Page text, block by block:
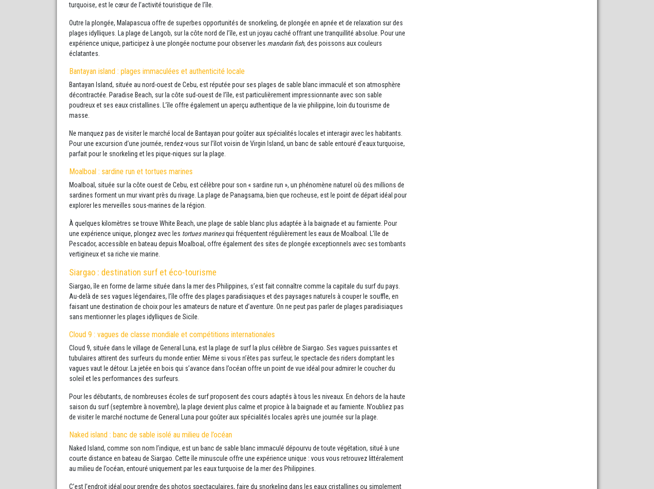
turquoise, est le cœur de l’activité touristique de l’île.
Outre la plongée, Malapascua offre de superbes opportunités de snorkeling, de plongée en apnée et de relaxation sur des
plages idylliques. La plage de Langob, sur la côte nord de l’île, est un joyau caché offrant une tranquillité absolue. Pour une
expérience unique, participez à une plongée nocturne pour observer les mandarin fish, des poissons aux couleurs
éclatantes.
Bantayan island : plages immaculées et authenticité locale
Bantayan Island, située au nord-ouest de Cebu, est réputée pour ses plages de sable blanc immaculé et son atmosphère
décontractée. Paradise Beach, sur la côte sud-ouest de l’île, est particulièrement impressionnante avec son sable
poudreux et ses eaux cristallines. L’île offre également un aperçu authentique de la vie philippine, loin du tourisme de
masse.
Ne manquez pas de visiter le marché local de Bantayan pour goûter aux spécialités locales et interagir avec les habitants.
Pour une excursion d’une journée, rendez-vous sur l’îlot voisin de Virgin Island, un banc de sable entouré d’eaux turquoise,
parfait pour le snorkeling et les pique-niques sur la plage.
Moalboal : sardine run et tortues marines
Moalboal, située sur la côte ouest de Cebu, est célèbre pour son « sardine run », un phénomène naturel où des millions de
sardines forment un mur vivant près du rivage. La plage de Panagsama, bien que rocheuse, est le point de départ idéal pour
explorer les merveilles sous-marines de la région.
À quelques kilomètres se trouve White Beach, une plage de sable blanc plus adaptée à la baignade et au farniente. Pour
une expérience unique, plongez avec les tortues marinesqui fréquentent régulièrement les eaux de Moalboal. L’île de
Pescador, accessible en bateau depuis Moalboal, offre également des sites de plongée exceptionnels avec ses tombants
vertigineux et sa riche vie marine.
Siargao : destination surf et éco-tourisme
Siargao, île en forme de larme située dans la mer des Philippines, s’est fait connaître comme la capitale du surf du pays.
Au-delà de ses vagues légendaires, l’île offre des plages paradisiaques et des paysages naturels à couper le souffle, en
faisant une destination de choix pour les amateurs de nature et d’aventure. On ne peut pas parler de plages paradisiaques
sans mentionner les plages idylliques de Sicile.
Cloud 9 : vagues de classe mondiale et compétitions internationales
Cloud 9, située dans le village de General Luna, est la plage de surf la plus célèbre de Siargao. Ses vagues puissantes et
tubulaires attirent des surfeurs du monde entier. Même si vous n’êtes pas surfeur, le spectacle des riders domptant les
vagues vaut le détour. La jetée en bois qui s’avance dans l’océan offre un point de vue idéal pour admirer le coucher du
soleil et les performances des surfeurs.
Pour les débutants, de nombreuses écoles de surf proposent des cours adaptés à tous les niveaux. En dehors de la haute
saison du surf (septembre à novembre), la plage devient plus calme et propice à la baignade et au farniente. N’oubliez pas
de visiter le marché nocturne de General Luna pour goûter aux spécialités locales après une journée sur la plage.
Naked island : banc de sable isolé au milieu de l’océan
Naked Island, comme son nom l’indique, est un banc de sable blanc immaculé dépourvu de toute végétation, situé à une
courte distance en bateau de Siargao. Cette île minuscule offre une expérience unique : vous vous retrouvez littéralement
au milieu de l’océan, entouré uniquement par les eaux turquoise de la mer des Philippines.
C’est l’endroit idéal pour prendre des photos spectaculaires, faire du snorkeling dans les eaux cristallines ou simplement